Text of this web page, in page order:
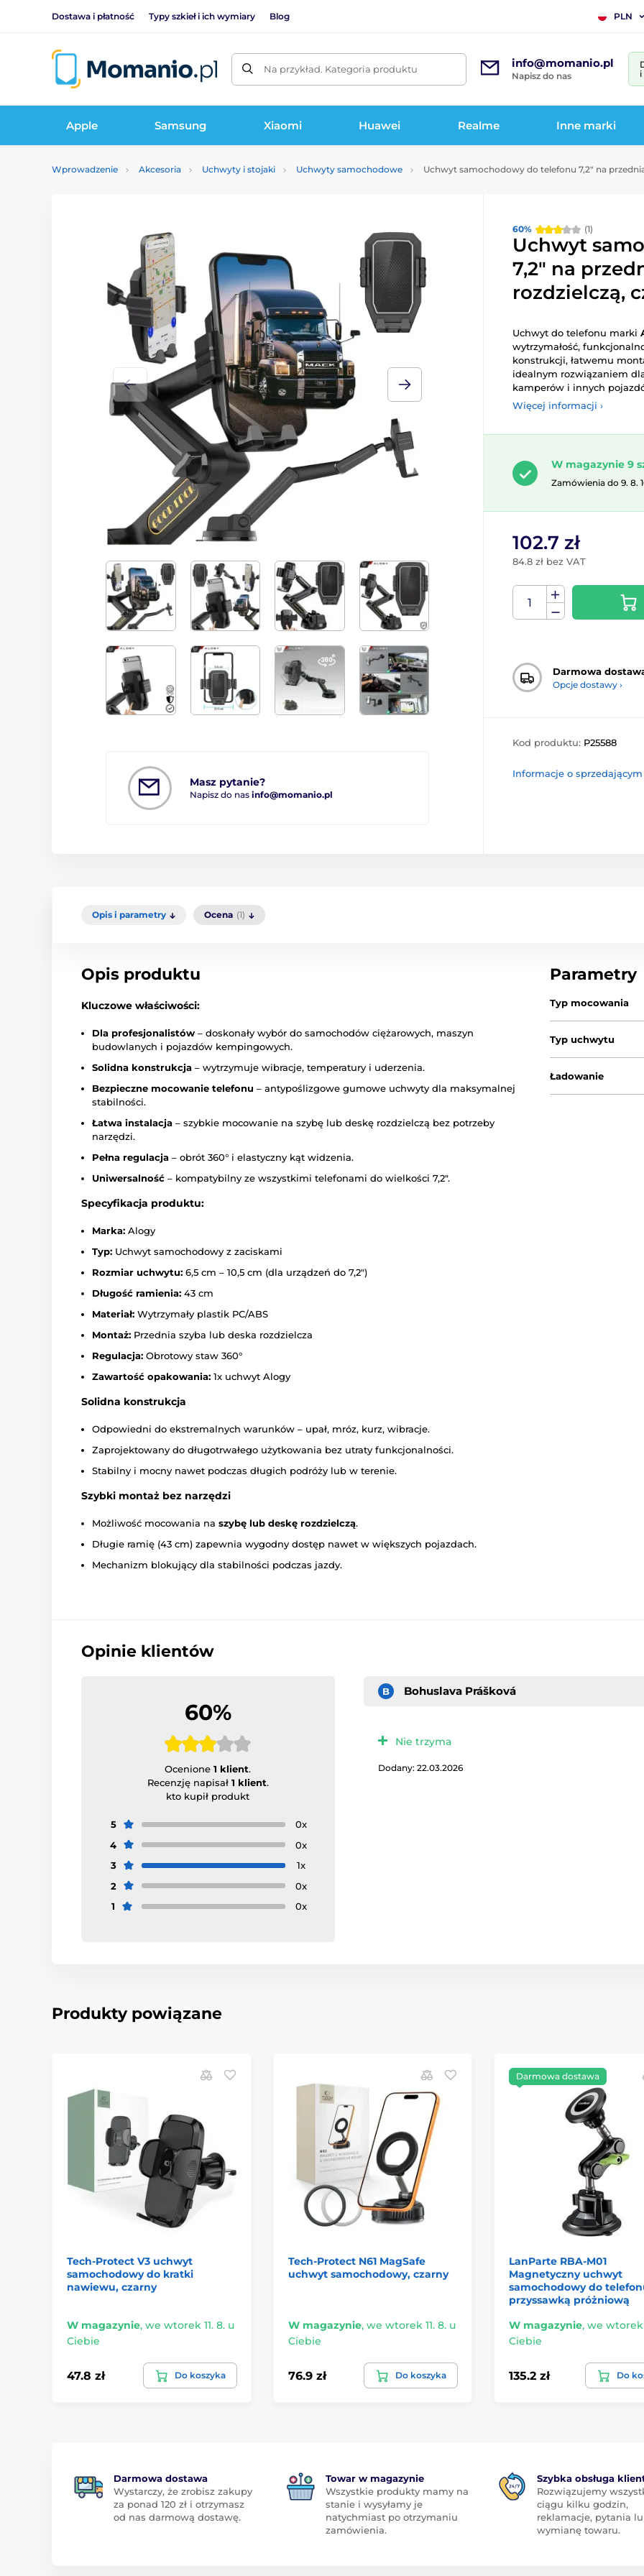
Dostawa i płatność Typy szkieł i ich wymiary Blog PLN
Na przykład. Kategoria produktu info@momanio.pl
Napisz do nas
Apple Samsung Xiaomi Huawei Realme Inne marki
Wprowadzenie Akcesoria Uchwyty i stojaki Uchwyty samochodowe Uchwyt samochodowy do telefonu 7,2" na
60% (1)
Masz pytanie?
Napisz do nas info@momanio.pl
Uchwyt
7,2" na
rozdzielczą,
Uchwyt do telefonu marki
wytrzymałość,
konstrukcji, łatwemu
idealnym rozwiązaniem
kamperów i innych
Więcej informacji ›
W magazynie 9
Zamówienia do 9. 8.
102.7 zł
84.8 zł bez VAT
Darmowa
Opcje dostawy ›
Kod produktu: P25588
Informacje o sprzedającym
Opis i parametry Ocena (1)
Opis produktu
Kluczowe właściwości:
Dla profesjonalistów – doskonały wybór do samochodów ciężarowych, maszyn
budowlanych i pojazdów kempingowych.
Solidna konstrukcja – wytrzymuje wibracje, temperatury i uderzenia.
Bezpieczne mocowanie telefonu – antypoślizgowe gumowe uchwyty dla maksymalnej
stabilności.
Łatwa instalacja – szybkie mocowanie na szybę lub deskę rozdzielczą bez potrzeby
narzędzi.
Pełna regulacja – obrót 360° i elastyczny kąt widzenia.
Uniwersalność – kompatybilny ze wszystkimi telefonami do wielkości 7,2".
Specyfikacja produktu:
Marka: Alogy
Typ: Uchwyt samochodowy z zaciskami
Rozmiar uchwytu: 6,5 cm – 10,5 cm (dla urządzeń do 7,2")
Długość ramienia: 43 cm
Materiał: Wytrzymały plastik PC/ABS
Montaż: Przednia szyba lub deska rozdzielcza
Regulacja: Obrotowy staw 360°
Zawartość opakowania: 1x uchwyt Alogy
Solidna konstrukcja
Odpowiedni do ekstremalnych warunków – upał, mróz, kurz, wibracje.
Zaprojektowany do długotrwałego użytkowania bez utraty funkcjonalności.
Stabilny i mocny nawet podczas długich podróży lub w terenie.
Szybki montaż bez narzędzi
Możliwość mocowania na szybę lub deskę rozdzielczą.
Długie ramię (43 cm) zapewnia wygodny dostęp nawet w większych pojazdach.
Mechanizm blokujący dla stabilności podczas jazdy.
Parametry
Typ mocowania
Typ uchwytu
Ładowanie
Opinie klientów
60%
Ocenione1 klient.
Recenzję napisał 1 klient.
kto kupił produkt
5
0x
4
0x
3
1x
2
0x
1
0x
B Bohuslava Prášková
Nie trzyma
Dodany: 22.03.2026
Produkty powiązane
Tech-Protect V3 uchwyt
samochodowy do kratki
nawiewu, czarny
W magazynie, we wtorek 11. 8. u
Ciebie
47.8 zł Do koszyka
Tech-Protect N61 MagSafe
uchwyt samochodowy, czarny
W magazynie, we wtorek 11. 8. u
Ciebie
76.9 zł Do koszyka
Darmowa dostawa
LanParte RBA-M01
Magnetyczny uchwyt
samochodowy do
przyssawką próżniową
W magazynie, we wtorek
Ciebie
135.2 zł Do
Darmowa dostawa
Wystarczy, że zrobisz zakupy
za ponad 120 zł i otrzymasz
od nas darmową dostawę.
Towar w magazynie
Wszystkie produkty mamy na
stanie i wysyłamy je
natychmiast po otrzymaniu
zamówienia.
Szybka obsługa
Rozwiązujemy
ciągu kilku godzin,
reklamacje, pytania
wymianę towaru.